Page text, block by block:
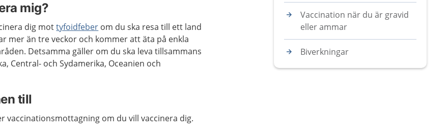
mig?
dig mottyfoidfeber om du ska resa till ett land
mer än tre veckor och kommer att äta på enkla
Detsamma gäller om du ska leva tillsammans
Central- och Sydamerika, Oceanien och
till
vaccinationsmottagning om du vill vaccinera dig.
Vaccination när du är gravid
eller ammar
Biverkningar